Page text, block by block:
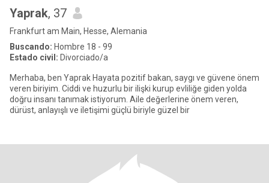
Yaprak, 37
Frankfurt am Main, Hesse, Alemania
Buscando: Hombre 18 - 99
Estado civil: Divorciado/a
Merhaba, ben Yaprak Hayata pozitif bakan, saygı ve güvene önem
veren biriyim. Ciddi ve huzurlu bir ilişki kurup evliliğe giden yolda
doğru insanı tanımak istiyorum. Aile değerlerine önem veren,
dürüst, anlayışlı ve iletişimi güçlü biriyle güzel bir